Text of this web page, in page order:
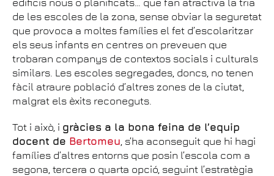
de les escoles de la zona, sense obviar la seguretat
que provoca a moltes famílies el fet d’escolaritzar
els seus infants en centres on preveuen que
trobaran companys de contextos socials i culturals
similars. Les escoles segregades, doncs, no tenen
fàcil atraure població d’altres zones de la ciutat,
malgrat els èxits reconeguts.
Tot i això, i gràcies a la bona feina de l’equip
docent de Bertomeu , s’ha aconseguit que hi hagi
famílies d’altres entorns que posin l’escola com a
segona, tercera o quarta opció, seguint l’estratègia